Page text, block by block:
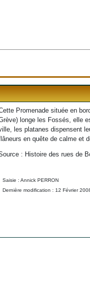
Promenade située en
longe les Fossés, elle
les platanes dispensent
en quête de calme et
: Histoire des rues de
Saisie : Annick PERRON
Dernière modification : 12 Février